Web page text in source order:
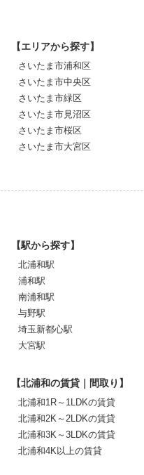
【エリアから探す】
さいたま市浦和区
さいたま市中央区
さいたま市緑区
さいたま市見沼区
さいたま市桜区
さいたま市大宮区
【駅から探す】
北浦和駅
浦和駅
南浦和駅
与野駅
埼玉新都心駅
大宮駅
【北浦和の賃貸｜間取り】
北浦和1R～1LDKの賃貸
北浦和2K～2LDKの賃貸
北浦和3K～3LDKの賃貸
北浦和4K以上の賃貸